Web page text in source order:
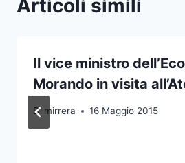
Articoli simili
Il vice ministro
Morando in visita
Di mirrera 16 Maggio 2015